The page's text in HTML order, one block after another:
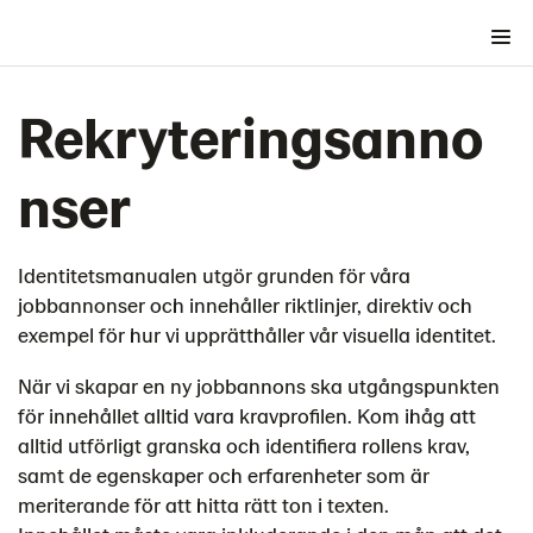
Grafiska byggstenar
Lantmännen som Garant
Lantmännen som Avsändare
Tillämpningar
Fasta bärare
Rörliga bärare
Publikationer
Modeller
Banner/liten yta
Reklamfilm
Rekryteringsanno
nser
Identitetsmanualen utgör grunden för våra
jobbannonser och innehåller riktlinjer, direktiv och
exempel för hur vi upprätthåller vår visuella identitet.
När vi skapar en ny jobbannons ska utgångspunkten
för innehållet alltid vara kravprofilen. Kom ihåg att
alltid utförligt granska och identifiera rollens krav,
samt de egenskaper och erfarenheter som är
meriterande för att hitta rätt ton i texten.